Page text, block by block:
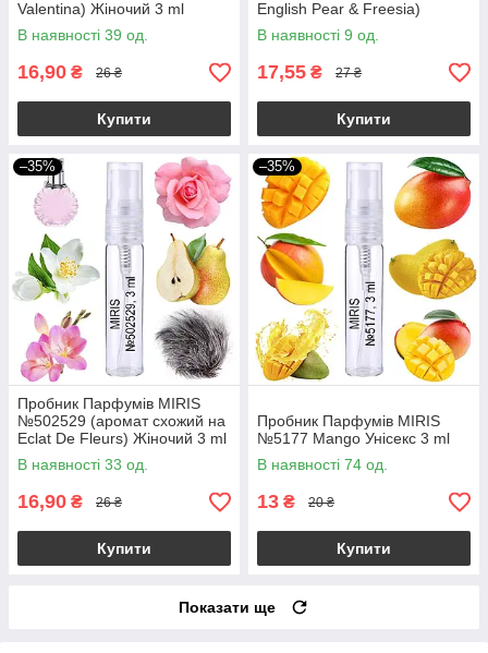
Valentina) Жіночий 3 ml
В наявності 39 од.
16,90 ₴ 26 ₴
Купити
English Pear & Freesia)
Жіночий 3 ml
В наявності 9 од.
17,55 ₴ 27 ₴
Купити
–35%
Пробник Парфумів MIRIS
№502529 (аромат схожий на
Eclat De Fleurs) Жіночий 3 ml
В наявності 33 од.
16,90 ₴ 26 ₴
Купити
–35%
Пробник Парфумів MIRIS
№5177 Mango Унісекс 3 ml
В наявності 74 од.
13 ₴ 20 ₴
Купити
Показати ще